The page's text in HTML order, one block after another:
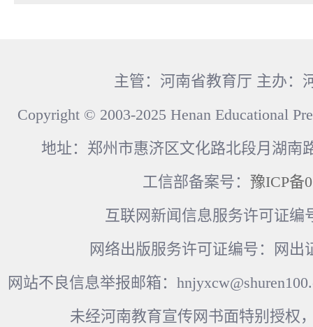
主管：河南省教育厅 主办：
Copyright © 2003-2025 Henan Educational
地址：郑州市惠济区文化路北段月湖南
工信部备案号： 豫ICP备
互联网新闻信息服务许可证编
网络出版服务许可证编号：网出
网站不良信息举报邮箱：
未经河南教育宣传网书面特别授权